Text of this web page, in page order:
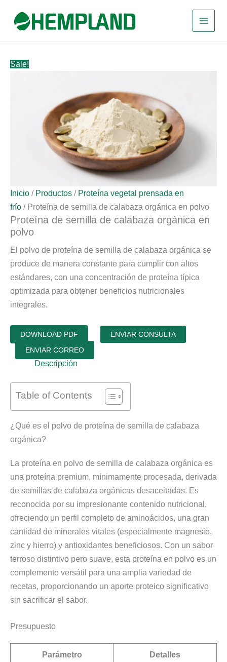
contenido
Sale!
Inicio / Productos / Proteína vegetal prensada en
frío / Proteína de semilla de calabaza orgánica en polvo
Proteína de semilla de calabaza orgánica en
polvo
El polvo de proteína de semilla de calabaza orgánica se
produce de manera constante para cumplir con altos
estándares, con una concentración de proteína típica
optimizada para obtener beneficios nutricionales
integrales.
DOWNLOAD PDF
ENVIAR CONSULTA
ENVIAR CORREO
Descripción
Table of Contents
¿Qué es el polvo de proteína de semilla de calabaza
orgánica?
La proteína en polvo de semilla de calabaza orgánica es
una proteína premium, mínimamente procesada, derivada
de semillas de calabaza orgánicas desaceitadas. Es
reconocida por su impresionante contenido nutricional,
ofreciendo un perfil completo de aminoácidos, una gran
cantidad de minerales vitales (especialmente magnesio,
zinc y hierro) y antioxidantes beneficiosos. Con un sabor
terroso distintivo pero suave, esta proteína en polvo es un
complemento versátil para una amplia variedad de
recetas, proporcionando un aporte proteico significativo
sin sacrificar el sabor.
Presupuesto
Parámetro Detalles